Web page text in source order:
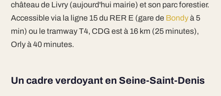
château de Livry (aujourd'hui mairie) et son parc forestier.
Accessible via la ligne 15 du RER E (gare de Bondyà 5
min) ou le tramway T4, CDG est à 16 km (25 minutes),
Orly à 40 minutes.
Un cadre verdoyant en Seine-Saint-Denis